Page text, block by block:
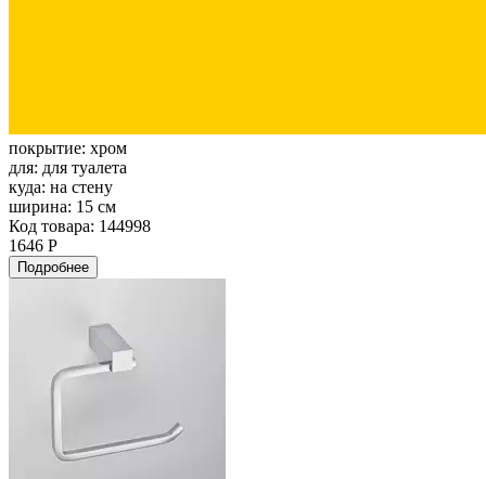
покрытие: хром
для: для туалета
куда: на стену
ширина: 15 см
Код товара: 144998
1646 Р
Подробнее